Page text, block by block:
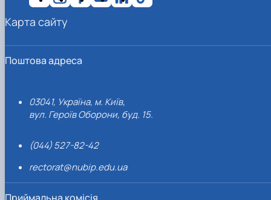
Поштова адреса
03041, Україна, м. Київ,
вул. Героїв Оборони, буд. 15.
(044) 527-82-42
rectorat@nubip.edu.ua
Карта сайту